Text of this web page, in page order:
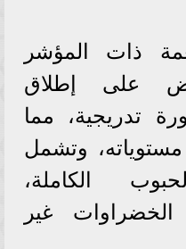
ذات المؤشر
على إطلاق
تدريجية، مما
وتشمل
الكاملة،
الخضراوات غير